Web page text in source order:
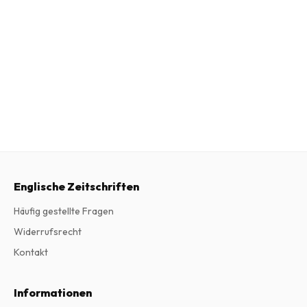
Englische Zeitschriften
Häufig gestellte Fragen
Widerrufsrecht
Kontakt
Informationen